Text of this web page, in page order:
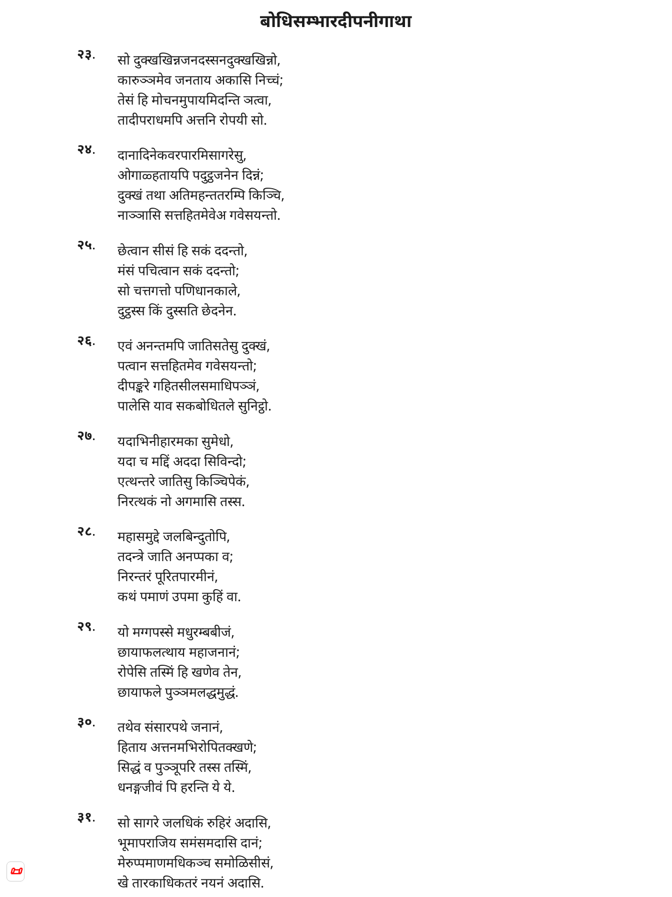
📜
बोधिसम्भारदीपनीगाथा
२३.
सो दुक्खखिन्नजनदस्सनदुक्खखिन्नो,
कारुञ्ञमेव जनताय अकासि निच्चं;
तेसं हि मोचनमुपायमिदन्ति ञत्वा,
तादीपराधमपि अत्तनि रोपयी सो.
२४.
दानादिनेकवरपारमिसागरेसु,
ओगाळ्हतायपि पदुट्ठजनेन दिन्नं;
दुक्खं तथा अतिमहन्ततरम्पि किञ्चि,
नाञ्ञासि सत्तहितमेवेअ गवेसयन्तो.
२५.
छेत्वान सीसं हि सकं ददन्तो,
मंसं पचित्वान सकं ददन्तो;
सो चत्तगत्तो पणिधानकाले,
दुट्ठस्स किं दुस्सति छेदनेन.
२६.
एवं अनन्तमपि जातिसतेसु दुक्खं,
पत्वान सत्तहितमेव गवेसयन्तो;
दीपङ्करे गहितसीलसमाधिपञ्ञं,
पालेसि याव सकबोधितले सुनिट्ठो.
२७.
यदाभिनीहारमका सुमेधो,
यदा च मद्दिं अददा सिविन्दो;
एत्थन्तरे जातिसु किञ्चिपेकं,
निरत्थकं नो अगमासि तस्स.
२८.
महासमुद्दे जलबिन्दुतोपि,
तदन्त्रे जाति अनप्पका व;
निरन्तरं पूरितपारमीनं,
कथं पमाणं उपमा कुहिं वा.
२९.
यो मग्गपस्से मधुरम्बबीजं,
छायाफलत्थाय महाजनानं;
रोपेसि तस्मिं हि खणेव तेन,
छायाफले पुञ्ञमलद्धमुद्धं.
३०.
तथेव संसारपथे जनानं,
हिताय अत्तनमभिरोपितक्खणे;
सिद्धं व पुञ्ञूपरि तस्स तस्मिं,
धनङ्गजीवं पि हरन्ति ये ये.
३१.
सो सागरे जलधिकं रुहिरं अदासि,
भूमापराजिय समंसमदासि दानं;
मेरुप्पमाणमधिकञ्च समोळिसीसं,
खे तारकाधिकतरं नयनं अदासि.